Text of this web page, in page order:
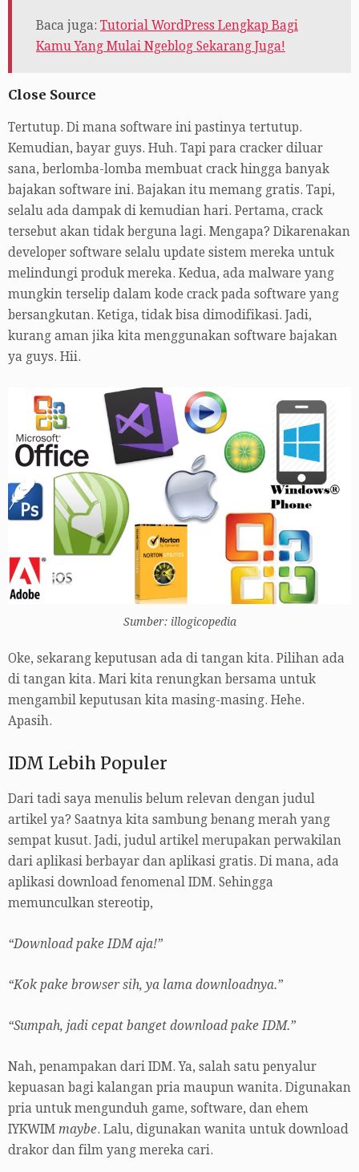
Baca juga: Tutorial WordPress Lengkap Bagi
Kamu Yang Mulai Ngeblog Sekarang Juga!
Close Source
Tertutup. Di mana software ini pastinya tertutup.
Kemudian, bayar guys. Huh. Tapi para cracker diluar
sana, berlomba-lomba membuat crack hingga banyak
bajakan software ini. Bajakan itu memang gratis. Tapi,
selalu ada dampak di kemudian hari. Pertama, crack
tersebut akan tidak berguna lagi. Mengapa? Dikarenakan
developer software selalu update sistem mereka untuk
melindungi produk mereka. Kedua, ada malware yang
mungkin terselip dalam kode crack pada software yang
bersangkutan. Ketiga, tidak bisa dimodifikasi. Jadi,
kurang aman jika kita menggunakan software bajakan
ya guys. Hii.
Sumber: illogicopedia
Oke, sekarang keputusan ada di tangan kita. Pilihan ada
di tangan kita. Mari kita renungkan bersama untuk
mengambil keputusan kita masing-masing. Hehe.
Apasih.
IDM Lebih Populer
Dari tadi saya menulis belum relevan dengan judul
artikel ya? Saatnya kita sambung benang merah yang
sempat kusut. Jadi, judul artikel merupakan perwakilan
dari aplikasi berbayar dan aplikasi gratis. Di mana, ada
aplikasi download fenomenal IDM. Sehingga
memunculkan stereotip,
“Download pake IDM aja!”
“Kok pake browser sih, ya lama downloadnya.”
“Sumpah, jadi cepat banget download pake IDM.”
Nah, penampakan dari IDM. Ya, salah satu penyalur
kepuasan bagi kalangan pria maupun wanita. Digunakan
pria untuk mengunduh game, software, dan ehem
IYKWIM maybe. Lalu, digunakan wanita untuk download
drakor dan film yang mereka cari.